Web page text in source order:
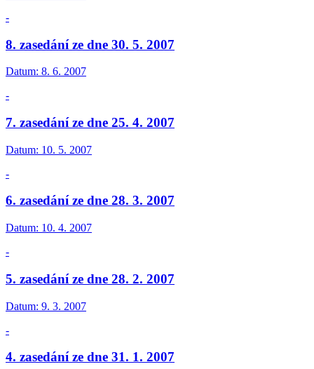
-
8. zasedání ze dne 30. 5. 2007
Datum: 8. 6. 2007
-
7. zasedání ze dne 25. 4. 2007
Datum: 10. 5. 2007
-
6. zasedání ze dne 28. 3. 2007
Datum: 10. 4. 2007
-
5. zasedání ze dne 28. 2. 2007
Datum: 9. 3. 2007
-
4. zasedání ze dne 31. 1. 2007